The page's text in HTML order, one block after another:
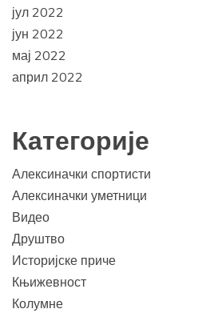
јул 2022
јун 2022
мај 2022
април 2022
Категорије
Алексиначки спортисти
Алексиначки уметници
Видео
Друштво
Историјске приче
Књижевност
Колумне